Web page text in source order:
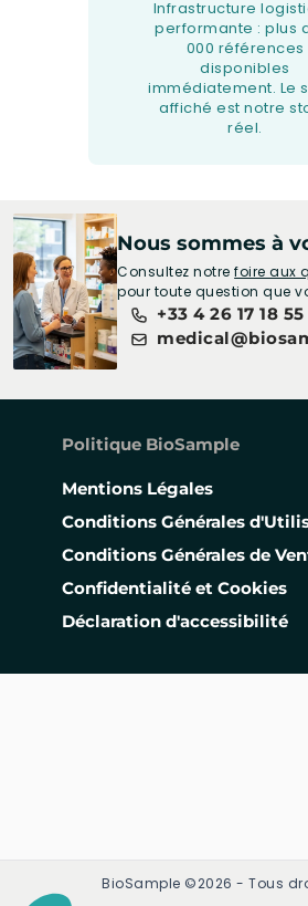
Infrastructure
performante : plus
000 références
disponibles
immédiatement. Le
affiché est notre
réel.
Nous sommes à
Consultez notrefoire aux
pour toute question que
+33 4 26 17 18 55
Politique BioSample
Mentions Légales
Conditions Générales
Conditions Générales de
Confidentialité et Cookies
Déclaration d'accessibilité
BioSample ©2026 - Tous